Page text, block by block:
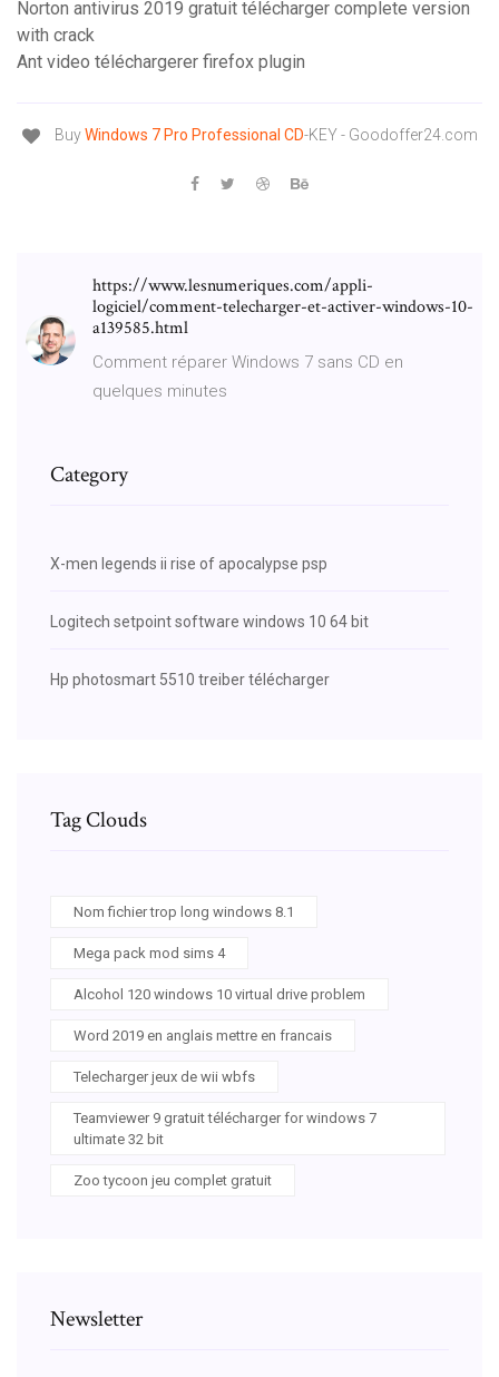
Norton antivirus 2019 gratuit télécharger complete version
with crack
Ant video téléchargerer firefox plugin
BuyWindows 7 Pro Professional CD-KEY - Goodoffer24.com
https://www.lesnumeriques.com/appli-
logiciel/comment-telecharger-et-activer-windows-10-
a139585.html
Comment réparer Windows 7 sans CD en
quelques minutes
Category
X-men legends ii rise of apocalypse psp
Logitech setpoint software windows 10 64 bit
Hp photosmart 5510 treiber télécharger
Tag Clouds
Nom fichier trop long windows 8.1
Mega pack mod sims 4
Alcohol 120 windows 10 virtual drive problem
Word 2019 en anglais mettre en francais
Telecharger jeux de wii wbfs
Teamviewer 9 gratuit télécharger for windows 7
ultimate 32 bit
Zoo tycoon jeu complet gratuit
Newsletter